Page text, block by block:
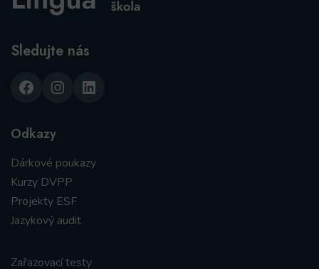
Sledujte nás
Facebook
Instagram
LinkedIn
Odkazy
Dárkové poukazy
Kurzy DVPP
Projekty ESF
Jazykový audit
Zařazovací testy